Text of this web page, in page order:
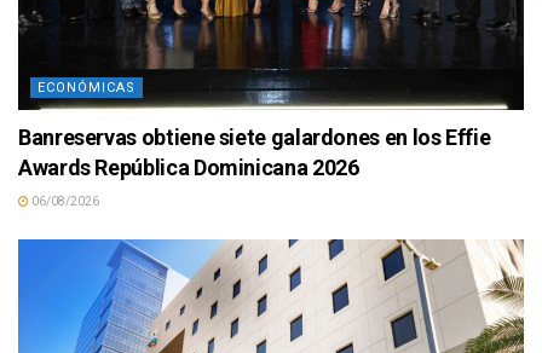
ECONÓMICAS
Banreservas obtiene siete galardones en los Effie
Awards República Dominicana 2026
06/08/2026